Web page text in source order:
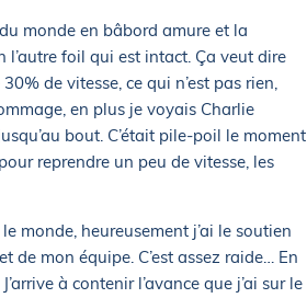
monde en bâbord amure et la
l’autre foil qui est intact. Ça veut dire
de vitesse, ce qui n’est pas rien,
en plus je voyais Charlie
bout. C’était pile-poil le moment
reprendre un peu de vitesse, les
monde, heureusement j’ai le soutien
mon équipe. C’est assez raide… En
à contenir l’avance que j’ai sur le